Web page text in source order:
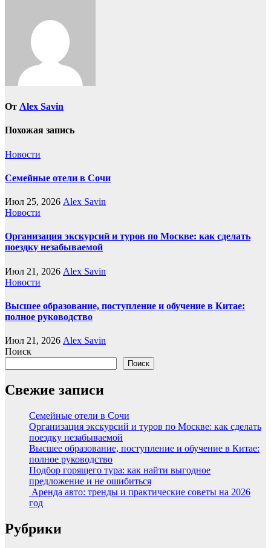
От Alex Savin
Похожая запись
Новости
Семейные отели в Сочи
Июл 25, 2026 Alex Savin
Новости
Организация экскурсий и туров по Москве: как сделать
поездку незабываемой
Июл 21, 2026 Alex Savin
Новости
Высшее образование, поступление и обучение в Китае:
полное руководство
Июл 21, 2026 Alex Savin
Поиск
Поиск
Свежие записи
Семейные отели в Сочи
Организация экскурсий и туров по Москве: как сделать
поездку незабываемой
Высшее образование, поступление и обучение в Китае:
полное руководство
Подбор горящего тура: как найти выгодное
предложение и не ошибиться
Аренда авто: тренды и практические советы на 2026
год
Рубрики